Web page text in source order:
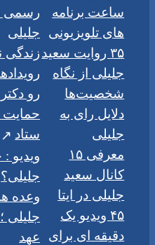
ساعت برنامه
های تلویزیونی
۳۵ روایت سعید
جلیلی از نگاه
شخصیت‌ها
دلایل رای به
جلیلی
معرفی ۱۵
کانال سعید
جلیلی در ایتا
۴۵ ویدیو یک
دقیقه ای برای
رسمی
جلیلی
زندگی
رو
حمایت
ستاد
ویدیو :
جلیلی؟
وعده
جلیلی
عهد